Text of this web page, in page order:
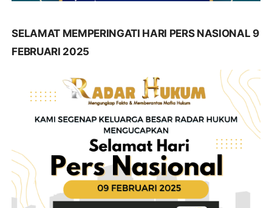
SELAMAT MEMPERINGATI HARI PERS NASIONAL 9
FEBRUARI 2025